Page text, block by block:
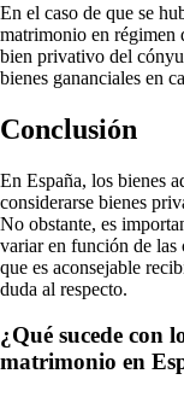
En el caso de que se
matrimonio en régimen
bien privativo del
bienes gananciales en
Conclusión
En España, los bienes
considerarse bienes
No obstante, es
variar en función de las
que es aconsejable
duda al respecto.
¿Qué sucede con
matrimonio en